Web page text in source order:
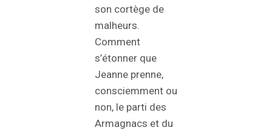
son cortège de
malheurs.
Comment
s’étonner que
Jeanne prenne,
consciemment ou
non, le parti des
Armagnacs et du